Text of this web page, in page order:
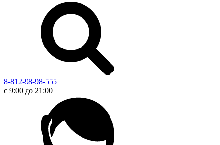
8-812-98-98-555
с 9:00 до 21:00